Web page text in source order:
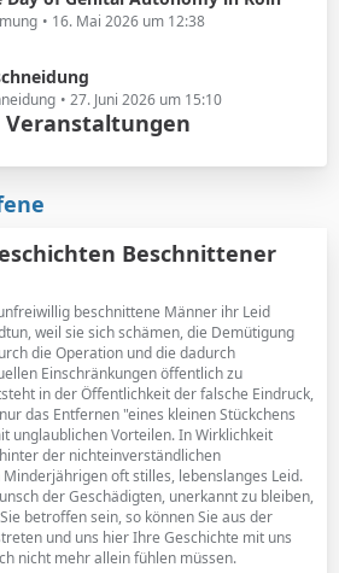
16. Mai 2026 um 12:38
27. Juni 2026 um 15:10
Veranstaltungen
Beschnittener
beschnittene Männer ihr Leid
weil sie sich schämen, die Demütigung
die Operation und die dadurch
Einschränkungen öffentlich zu
in der Öffentlichkeit der falsche Eindruck,
das Entfernen "eines kleinen Stückchens
unglaublichen Vorteilen. In Wirklichkeit
der nichteinverständlichen
Minderjährigen oft stilles, lebenslanges Leid.
der Geschädigten, unerkannt zu bleiben,
betroffen sein, so können Sie aus der
und uns hier Ihre Geschichte mit uns
nicht mehr allein fühlen müssen.